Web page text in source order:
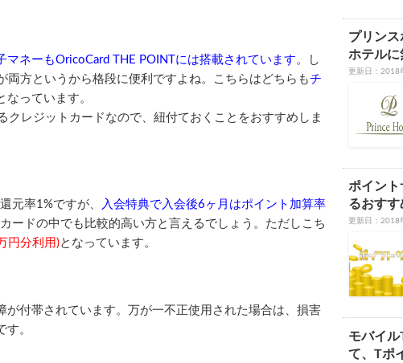
マネーもOricoCard THE POINTには搭載されています。し
両方というから格段に便利ですよね。こちらはどちらもチ
なっています。
クレジットカードなので、紐付ておくことをおすすめしま
元率1%ですが、
入会特典で入会後6ヶ月はポイント加算率
ードの中でも比較的高い方と言えるでしょう。ただしこち
円分利用)となっています。
が付帯されています。万が一不正使用された場合は、損害
。
プリンス
ホテルに
更新日：2018
ポイント
るおすす
更新日：2018
モバイ
て、Tポ